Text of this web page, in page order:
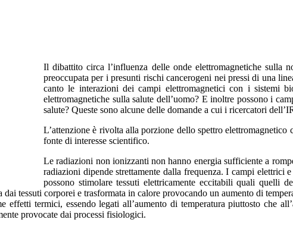
Il dibattito circa l’influenza delle onde elettromagnetiche sulla
preoccupata per i presunti rischi cancerogeni nei pressi di una
canto le interazioni dei campi elettromagnetici con i sistemi
elettromagnetiche sulla salute dell’uomo? E inoltre possono i
salute? Queste sono alcune delle domande a cui i ricercatori
L’attenzione è rivolta alla porzione dello spettro
fonte di interesse scientifico.
Le radiazioni non ionizzanti non hanno energia sufficiente a
radiazioni dipende strettamente dalla frequenza. I campi elettrici
possono stimolare tessuti elettricamente eccitabili quali quelli
dai tessuti corporei e trasformata in calore provocando un aumento di
effetti termici, essendo legati all’aumento di temperatura piuttosto che
provocate dai processi fisiologici.